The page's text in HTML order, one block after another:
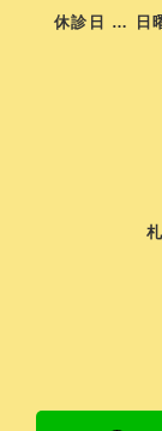
休診日 … 日